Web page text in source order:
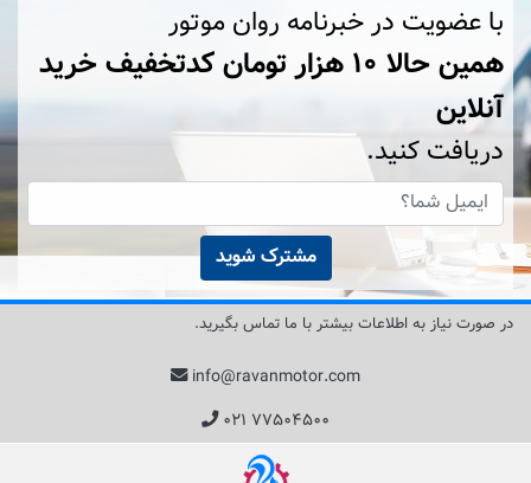
با عضویت در خبرنامه روان موتور
همین حالا ۱۰ هزار تومان کد‌تخفیف خرید
آنلاین
دریافت کنید.
مشترک شوید
در صورت نیاز به اطلاعات بیشتر با ما تماس بگیرید.
info@ravanmotor.com
۰۲۱ ۷۷۵۰۴۵۰۰